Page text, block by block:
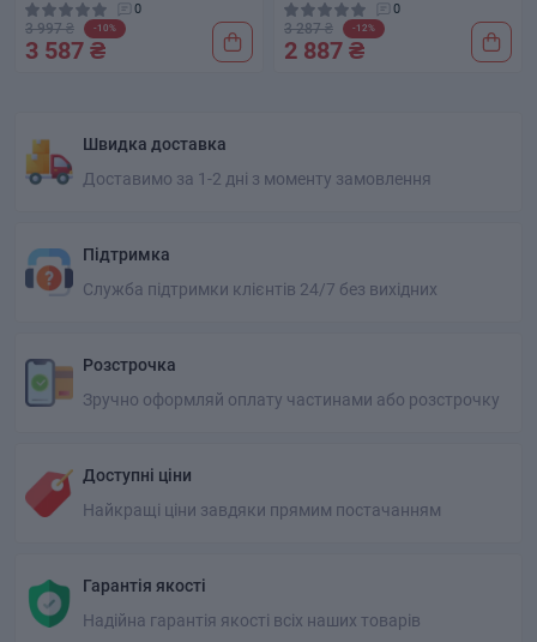
0
3 997 ₴ -10%
3 587 ₴
0
3 287 ₴ -12%
2 887 ₴
Швидка доставка
Доставимо за 1-2 дні з моменту замовлення
Підтримка
Служба підтримки клієнтів 24/7 без вихідних
Розстрочка
Зручно оформляй оплату частинами або розстрочку
Доступні ціни
Найкращі ціни завдяки прямим постачанням
Гарантія якості
Надійна гарантія якості всіх наших товарів